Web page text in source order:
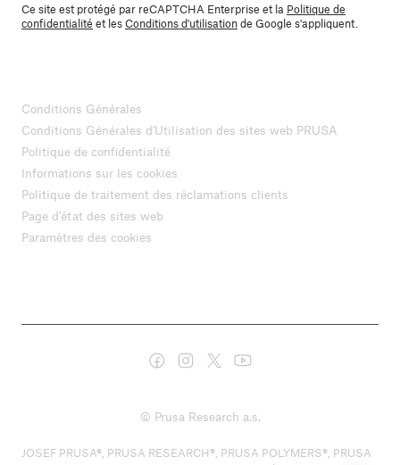
Ce site est protégé par reCAPTCHA Enterprise et la Politique de
confidentialité et lesConditions d'utilisationde Google s'appliquent.
Conditions Générales
Conditions Générales d'Utilisation des sites web PRUSA
Politique de confidentialité
Informations sur les cookies
Politique de traitement des réclamations clients
Page d'état des sites web
Paramètres des cookies
© Prusa Research a.s.
JOSEF PRUSA®, PRUSA RESEARCH®, PRUSA POLYMERS®, PRUSA